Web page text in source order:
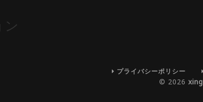
プライバシーポリシー
© 2026 xing